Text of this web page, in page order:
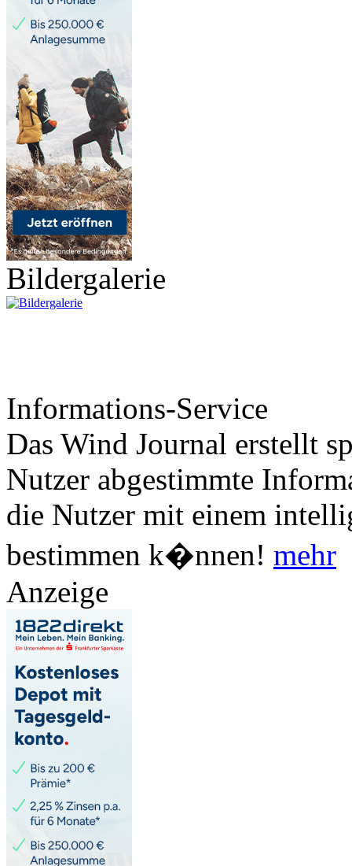
Bildergalerie
Informations-Service
Das Wind Journal erstellt
Nutzer abgestimmte
die Nutzer mit einem
bestimmen k�nnen! mehr
Anzeige